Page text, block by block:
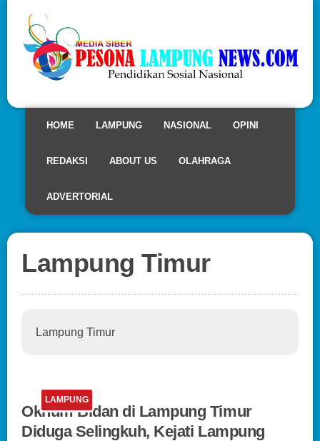
HOME LAMPUNG NASIONAL OPINI
REDAKSI ABOUT US OLAHRAGA
ADVERTORIAL
Lampung Timur
Lampung Timur
LAMPUNG
Oknum Bidan di Lampung Timur
Diduga Selingkuh, Kejati Lampung